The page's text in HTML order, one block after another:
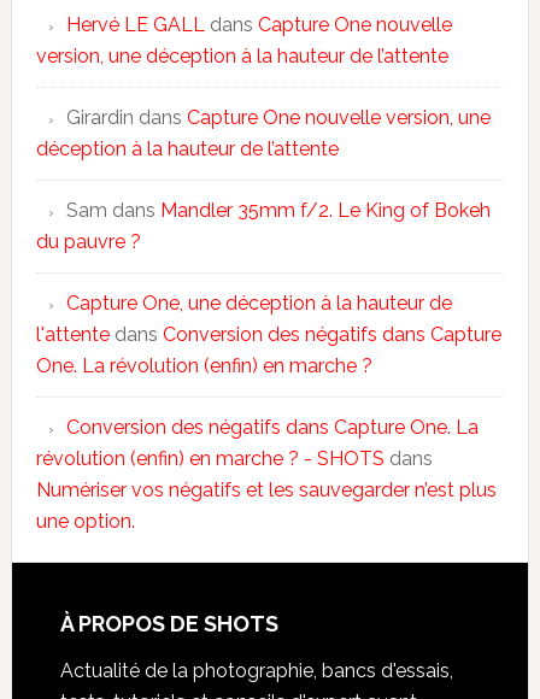
Hervé LE GALL dans Capture One nouvelle
version, une déception à la hauteur de l’attente
Girardin dans Capture One nouvelle version, une
déception à la hauteur de l’attente
Sam dans Mandler 35mm f/2. Le King of Bokeh
du pauvre ?
Capture One, une déception à la hauteur de
l'attentedans Conversion des négatifs dans Capture
One. La révolution (enfin) en marche ?
Conversion des négatifs dans Capture One. La
révolution (enfin) en marche ? - SHOTS dans
Numériser vos négatifs et les sauvegarder n’est plus
une option.
À PROPOS DE SHOTS
Actualité de la photographie, bancs d'essais,